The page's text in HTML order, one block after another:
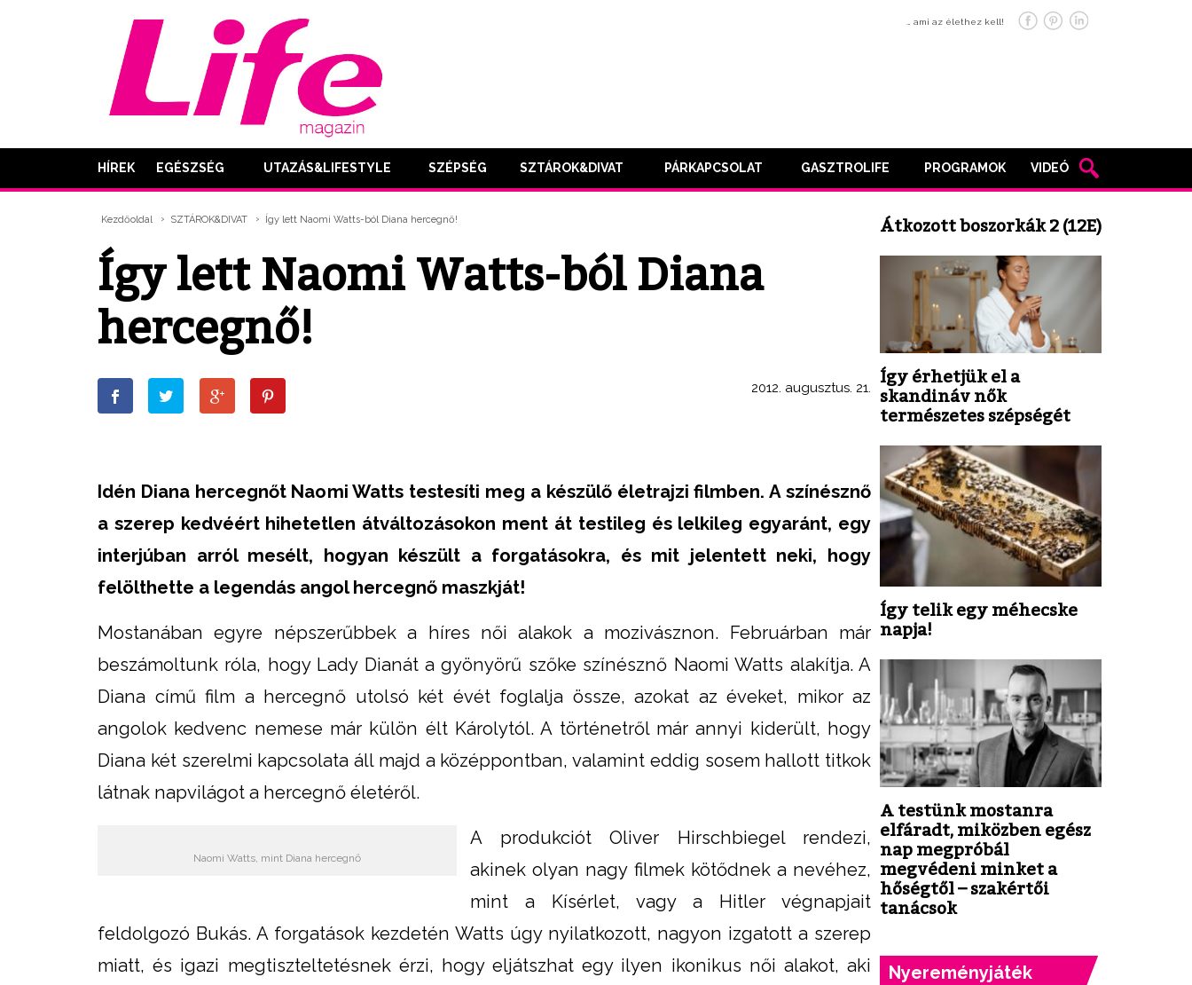
… ami az élethez kell!
HÍREK EGÉSZSÉG UTAZÁS&LIFESTYLE SZÉPSÉG SZTÁROK&DIVAT PÁRKAPCSOLAT GASZTROLIFE PROGRAMOK VIDEÓ
Kezdőoldal SZTÁROK&DIVAT Így lett Naomi Watts-ból Diana hercegnő!
Így lett Naomi Watts-ból Diana
hercegnő!
2012. augusztus. 21.
Idén Diana hercegnőt Naomi Watts testesíti meg a készülő életrajzi filmben. A színésznő
a szerep kedvéért hihetetlen átváltozásokon ment át testileg és lelkileg egyaránt, egy
interjúban arról mesélt, hogyan készült a forgatásokra, és mit jelentett neki, hogy
felölthette a legendás angol hercegnő maszkját!
Mostanában egyre népszerűbbek a híres női alakok a mozivásznon. Februárban már
beszámoltunk róla, hogy Lady Dianát a gyönyörű szőke színésznő Naomi Watts alakítja. A
Diana című film a hercegnő utolsó két évét foglalja össze, azokat az éveket, mikor az
angolok kedvenc nemese már külön élt Károlytól. A történetről már annyi kiderült, hogy
Diana két szerelmi kapcsolata áll majd a középpontban, valamint eddig sosem hallott titkok
látnak napvilágot a hercegnő életéről.
Naomi Watts, mint Diana hercegnő
A produkciót Oliver Hirschbiegel rendezi,
akinek olyan nagy filmek kötődnek a nevéhez,
mint a Kísérlet, vagy a Hitler végnapjait
feldolgozó Bukás. A forgatások kezdetén Watts úgy nyilatkozott, nagyon izgatott a szerep
miatt, és igazi megtiszteltetésnek érzi, hogy eljátszhat egy ilyen ikonikus női alakot, aki
Átkozott boszorkák 2 (12E)
Így érhetjük el a
skandináv nők
természetes szépségét
Így telik egy méhecske
napja!
A testünk mostanra
elfáradt, miközben egész
nap megpróbál
megvédeni minket a
hőségtől – szakértői
tanácsok
Nyereményjáték